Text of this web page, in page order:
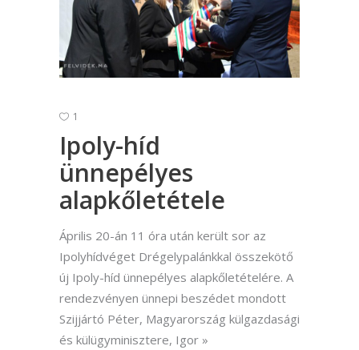
1
Ipoly-híd
ünnepélyes
alapkőletétele
Április 20-án 11 óra után került sor az
Ipolyhídvéget Drégelypalánkkal összekötő
új Ipoly-híd ünnepélyes alapkőletételére. A
rendezvényen ünnepi beszédet mondott
Szijjártó Péter, Magyarország külgazdasági
és külügyminisztere, Igor